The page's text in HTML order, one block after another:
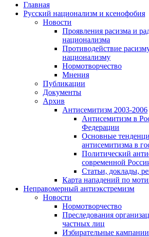
Главная
Русский национализм и ксенофобия
Новости
Проявления расизма и
национализма
Противодействие
национализму
Нормотворчество
Мнения
Публикации
Документы
Архив
Антисемитизм 2003-2006
Антисемитизм в
Федерации
Основные
антисемитизма в
Политический
современной
Статьи, доклады,
Карта нападений по
Неправомерный антиэкстремизм
Новости
Нормотворчество
Преследования
частных лиц
Избирательные кампании